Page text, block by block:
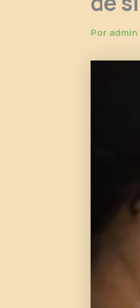
Por admin